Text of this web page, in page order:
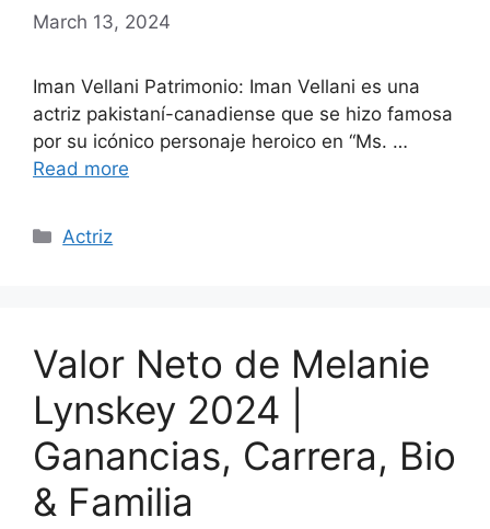
March 13, 2024
Iman Vellani Patrimonio: Iman Vellani es una
actriz pakistaní-canadiense que se hizo famosa
por su icónico personaje heroico en “Ms. …
Read more
Categories
Actriz
Valor Neto de Melanie
Lynskey 2024 |
Ganancias, Carrera, Bio
& Familia